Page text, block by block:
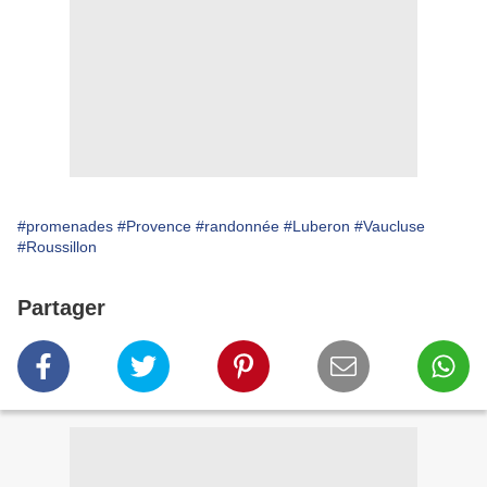
#promenades #Provence #randonnée #Luberon #Vaucluse
#Roussillon
Partager